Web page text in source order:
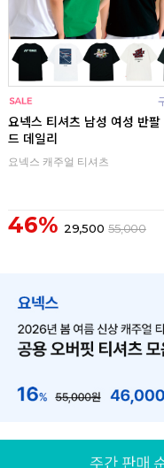
요넥스 티셔츠 남성 여성 반팔
드 데일리
요넥스 캐주얼 티셔츠
46% 29,500 55,000